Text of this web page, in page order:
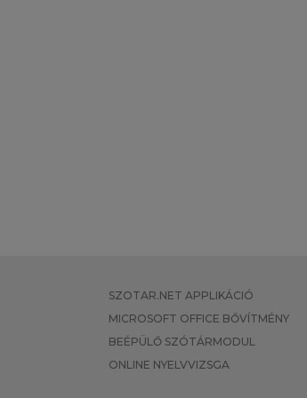
SZOTAR.NET APPLIKÁCIÓ
MICROSOFT OFFICE BŐVÍTMÉNY
BEÉPÜLŐ SZÓTÁRMODUL
ONLINE NYELVVIZSGA